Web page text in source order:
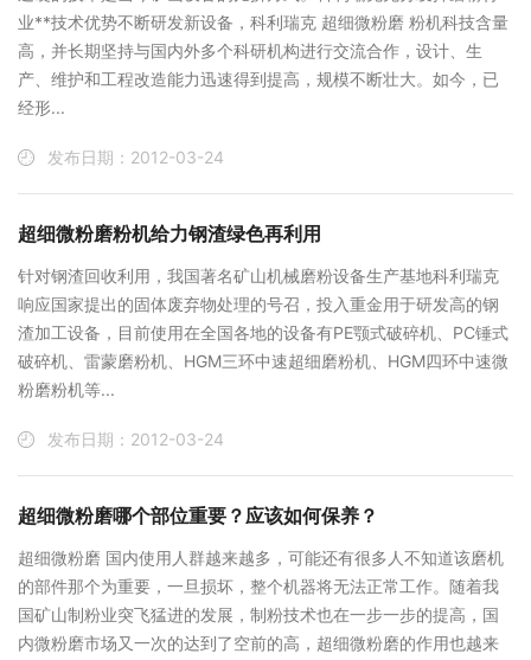
业**技术优势不断研发新设备，科利瑞克 超细微粉磨 粉机科技含量
高，并长期坚持与国内外多个科研机构进行交流合作，设计、生
产、维护和工程改造能力迅速得到提高，规模不断壮大。如今，已
经形...
发布日期：2012-03-24
超细微粉磨粉机给力钢渣绿色再利用
针对钢渣回收利用，我国著名矿山机械磨粉设备生产基地科利瑞克
响应国家提出的固体废弃物处理的号召，投入重金用于研发高的钢
渣加工设备，目前使用在全国各地的设备有PE颚式破碎机、PC锤式
破碎机、雷蒙磨粉机、HGM三环中速超细磨粉机、HGM四环中速微
粉磨粉机等...
发布日期：2012-03-24
超细微粉磨哪个部位重要？应该如何保养？
超细微粉磨 国内使用人群越来越多，可能还有很多人不知道该磨机
的部件那个为重要，一旦损坏，整个机器将无法正常工作。随着我
国矿山制粉业突飞猛进的发展，制粉技术也在一步一步的提高，国
内微粉磨市场又一次的达到了空前的高，超细微粉磨的作用也越来